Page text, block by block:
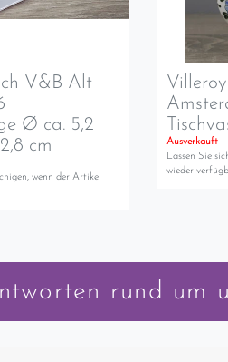
V&B Alt
Ø ca. 5,2
cm
wenn der Artikel
Ausverkauft
Lassen Sie
wieder
rund um